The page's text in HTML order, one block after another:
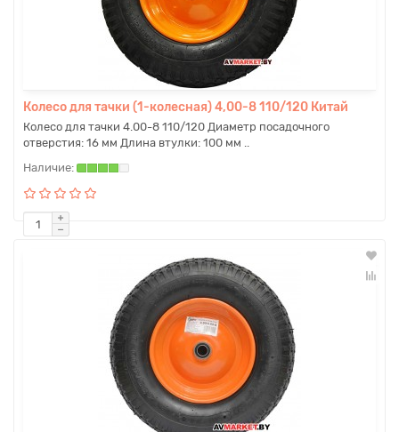
Колесо для тачки (1-колесная) 4,00-8 110/120 Китай
Колесо для тачки 4.00-8 110/120 Диаметр посадочного
отверстия: 16 мм Длина втулки: 100 мм ..